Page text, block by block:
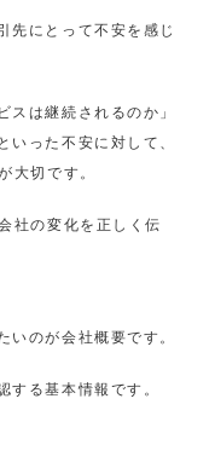
先にとって不安を感じ
スは継続されるのか」
いった不安に対して、
大切です。
社の変化を正しく伝
いのが会社概要です。
する基本情報です。